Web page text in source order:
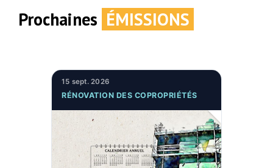
Prochaines ÉMISSIONS
15 sept. 2026
RÉNOVATION DES COPROPRIÉTÉS